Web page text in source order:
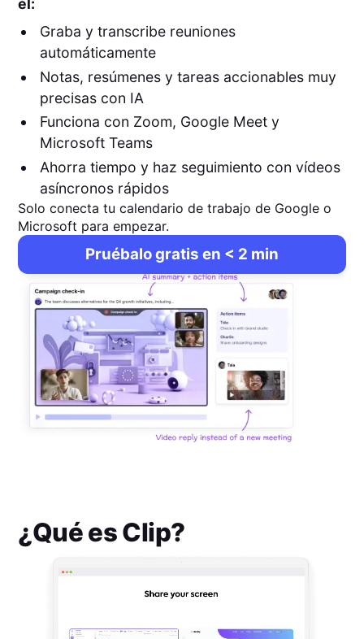
él:
Graba y transcribe reuniones
automáticamente
Notas, resúmenes y tareas accionables muy
precisas con IA
Funciona con Zoom, Google Meet y
Microsoft Teams
Ahorra tiempo y haz seguimiento con vídeos
asíncronos rápidos
Solo conecta tu calendario de trabajo de Google o
Microsoft para empezar.
Pruébalo gratis en < 2 min
¿Qué esClip?